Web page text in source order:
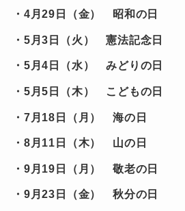
・4月29日（金） 昭和の日
・5月3日（火） 憲法記念日
・5月4日（水） みどりの日
・5月5日（木） こどもの日
・7月18日（月） 海の日
・8月11日（木） 山の日
・9月19日（月） 敬老の日
・9月23日（金） 秋分の日